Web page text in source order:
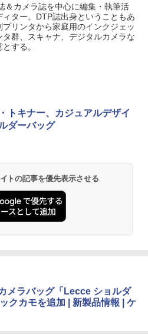
＆カメラ誌を中心に編集・執筆活
ター。DTP誌出身ということもあ
リンタから家庭用のインクジェッ
タ群、スキャナ、デジタルカメラな
する。
トキナー、カジュアルデザイ
ダーバッグ
トの記事を優先表示させる
メラバッグ「Lecce ショルダ
クカモを追加 | 新製品情報 | ケ